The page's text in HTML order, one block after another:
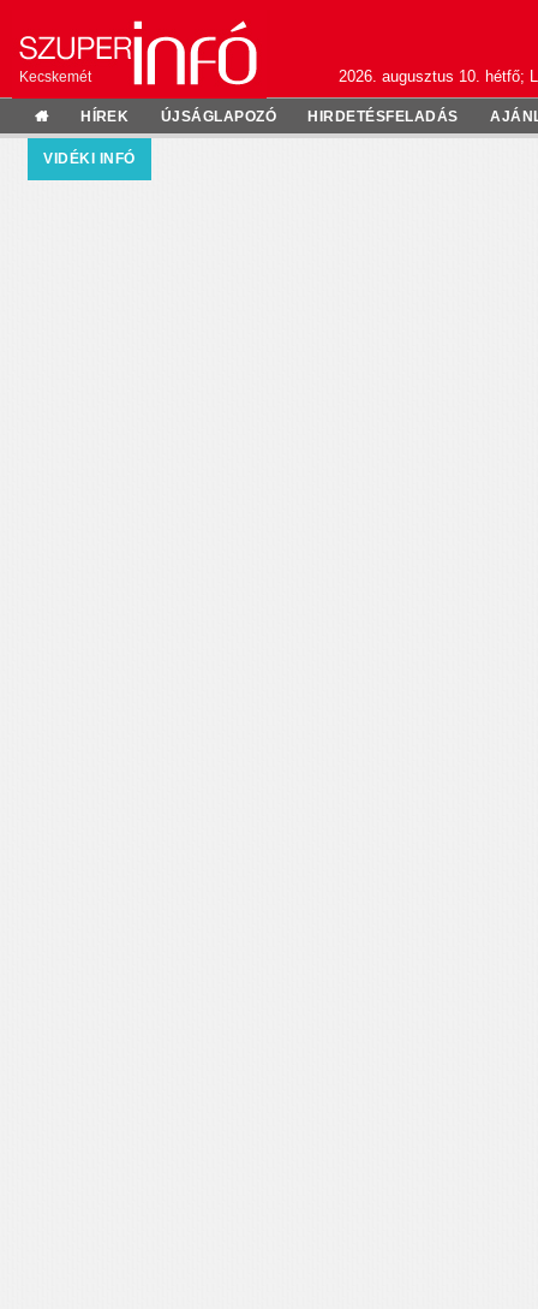
Kecskemét 2026. augusztus 10. hétfő;
HÍREK ÚJSÁGLAPOZÓ HIRDETÉSFELADÁS
VIDÉKI INFÓ